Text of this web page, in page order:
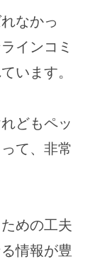
なかっ
インコミ
います。
どもペッ
て、非常
めの工夫
情報が豊